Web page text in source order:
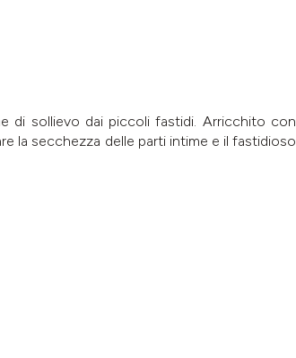
di sollievo dai piccoli fastidi. Arricchito con
la secchezza delle parti intime e il fastidioso